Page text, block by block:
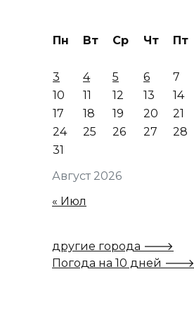
Август 2026
Пн Вт Ср Чт Пт
3
4 5 6 7
10
11 12 13 14
17
18 19 20 21
24
25 26 27 28
31
« Июл
другие города 🡒
Погода на 10 дней 🡒